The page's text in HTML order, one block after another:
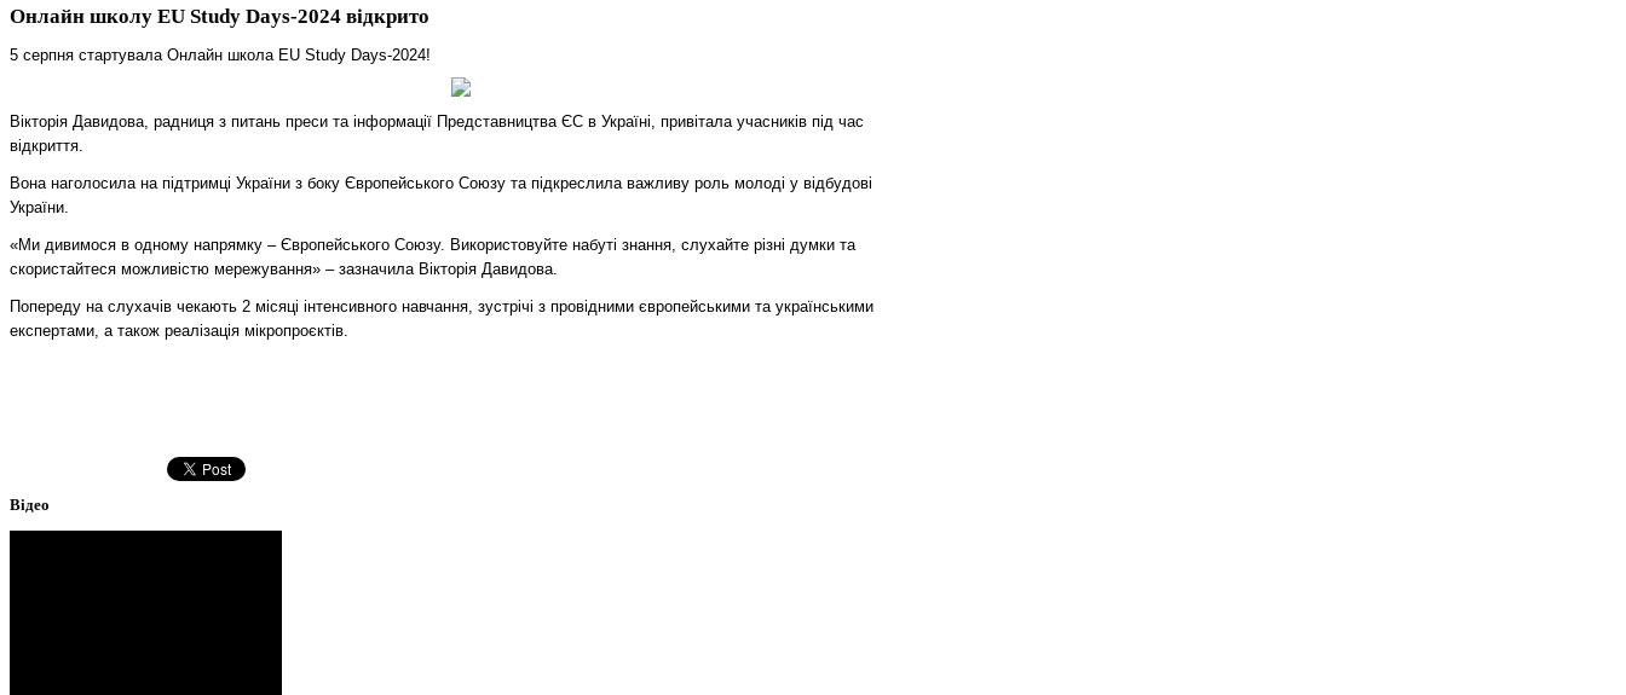
Онлайн школу EU Study Days-2024 відкрито
5 серпня стартувала Онлайн школа EU Study Days-2024!
Вікторія Давидова, радниця з питань преси та інформації Представництва ЄС в Україні, привітала учасників під час
відкриття.
Вона наголосила на підтримці України з боку Європейського Союзу та підкреслила важливу роль молоді у відбудові
України.
«Ми дивимося в одному напрямку – Європейського Союзу. Використовуйте набуті знання, слухайте різні думки та
скористайтеся можливістю мережування» – зазначила Вікторія Давидова.
Попереду на слухачів чекають 2 місяці інтенсивного навчання, зустрічі з провідними європейськими та українськими
експертами, а також реалізація мікропроєктів.
Відео